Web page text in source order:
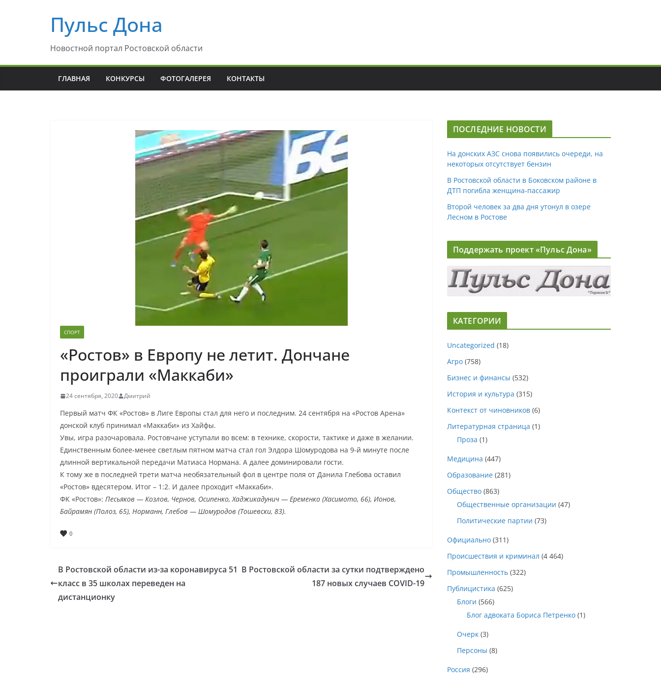
содержимомуПульс Дона
Новостной портал Ростовской области
ГЛАВНАЯ КОНКУРСЫ ФОТОГАЛЕРЕЯ КОНТАКТЫ
СПОРТ
«Ростов» в Европу не летит. Дончане
проиграли «Маккаби»
24 сентября, 2020 Дмитрий
Первый матч ФК «Ростов» в Лиге Европы стал для него и последним. 24 сентября на «Ростов Арена»
донской клуб принимал «Маккаби» из Хайфы.
Увы, игра разочаровала. Ростовчане уступали во всем: в технике, скорости, тактике и даже в желании.
Единственным более-менее светлым пятном матча стал гол Элдора Шомуродова на 9-й минуте после
длинной вертикальной передачи Матиаса Нормана. А далее доминировали гости.
К тому же в последней трети матча необязательный фол в центре поля от Данила Глебова оставил
«Ростов» вдесятером. Итог – 1:2. И далее проходит «Маккаби».
ФК «Ростов»: Песьяков — Козлов, Чернов, Осипенко, Хаджикадунич — Еременко (Хасимото, 66), Ионов,
Байрамян (Полоз, 65), Норманн, Глебов — Шомуродов (Тошевски, 83).
0
В Ростовской области из-за коронавируса 51
класс в 35 школах переведен на
дистанционку
В Ростовской области за сутки подтверждено
187 новых случаев COVID-19
ПОСЛЕДНИЕ НОВОСТИ
На донских АЗС снова появились очереди, на
некоторых отсутствует бензин
В Ростовской области в Боковском районе в
ДТП погибла женщина-пассажир
Второй человек за два дня утонул в озере
Лесном в Ростове
Поддержать проект «Пульс Дона»
КАТЕГОРИИ
Uncategorized (18)
Агро (758)
Бизнес и финансы (532)
История и культура (315)
Контекст от чиновников (6)
Литературная страница (1)
Проза (1)
Медицина (447)
Образование (281)
Общество (863)
Общественные организации (47)
Политические партии (73)
Официально (311)
Происшествия и криминал (4 464)
Промышленность (322)
Публицистика (625)
Блоги (566)
Блог адвоката Бориса Петренко (1)
Очерк (3)
Персоны (8)
Россия (296)